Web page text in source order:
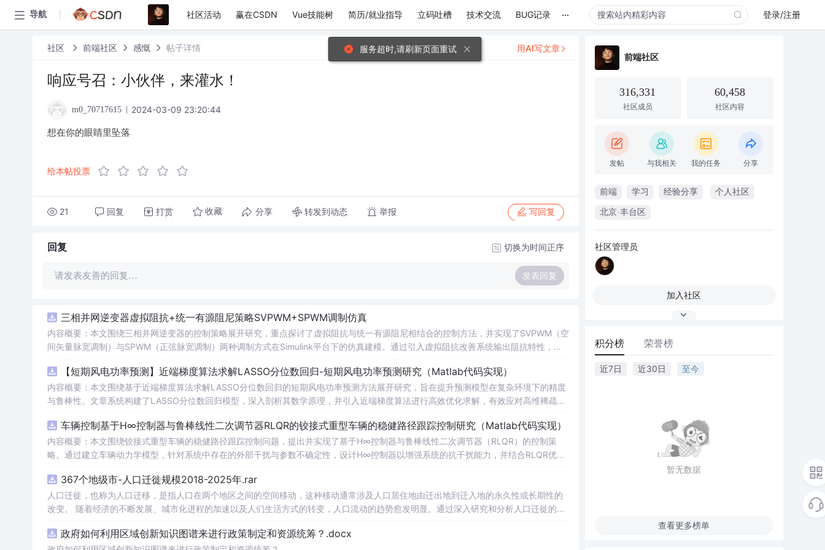
导航 社区活动 赢在CSDN Vue技能树 简历/就业指导 立码吐槽 技术交流 BUG记录 ... 登录/注册
社区 前端社区 感慨 帖子详情
响应号召：小伙伴，来灌水！
m0_70717615 2024-03-09 23:20:44
想在你的眼睛里坠落
给本帖投票
21 回复 打赏 收藏 分享 转发到动态 举报 写回复
用AI写文章
回复 切换为时间正序
请发表友善的回复… 发表回复
三相并网逆变器虚拟阻抗+统一有源阻尼策略SVPWM+SPWM调制仿真
内容概要：本文围绕三相并网逆变器的控制策略展开研究，重点探讨了虚拟阻抗与统一有源阻尼相结合的控制方法，并实现了SVPWM（空
间矢量脉宽调制）与SPWM（正弦脉宽调制）两种调制方式在Simulink平台下的仿真建模。通过引入虚拟阻抗改善系统输出阻抗特性，结
制策略的设计、调制算法的实现、动态响应分析及谐波抑制效果评估，同时拓展涉及正负序分离、中点电位平衡、DPWMA调制等关键技
术，构建了完整的高性能并网逆变器控制系统仿真体系。; 适合人群：适用于从事电力电子、新能源发电、智能电网及相关领域的研究生、
科研人员和工程技术人员，特别是具备三相并网逆变器控制理论基础并熟悉MATLAB/Simulink仿真环境的专业人士；; 使用场景及目标：
工作；③为企业研发高性能、高可靠性的并网逆变器产品提供先进的控制方案与技术原型支持；; 阅读建议：建议读者结合提供的Simulin
k模型文件进行实际操作与仿真验证，重点关注虚拟阻抗参数设计与有源阻尼的协同作用机制，深入理解不同调制策略对系统性能的影响，
并可进一步拓展学习文中提及的正负序控制、中点电位平衡等先进控制技术，全面提升对复杂电网环境下并网系统稳定运行机制的认知水
【短期风电功率预测】近端梯度算法求解LASSO分位数回归-短期风电功率预测研究（Matlab代码实现）
内容概要：本文围绕基于近端梯度算法求解LASSO分位数回归的短期风电功率预测方法展开研究，旨在提升预测模型在复杂环境下的精度
与鲁棒性。文章系统构建了LASSO分位数回归模型，深入剖析其数学原理，并引入近端梯度算法进行高效优化求解，有效应对高维稀疏数
能，结果表明其相较于传统方法具有更强的稳定性和准确性。此外，文档还整合了电力系统、机器学习、路径规划等多个领域的相关科研
方向与技术应用案例，突出该方法在新能源预测与智能优化中的广泛适用性与实践价值。; 适合人群：具备扎实的数学基础（如凸优化、统
计学习）与Matlab编程能力，从事新能源发电预测、电力系统调度、智能优化算法或机器学习等领域的科研人员、工程技术人员及研究
性；②为研究LASSO回归、分位数回归及近端梯度优化算法的学者提供可复现、可扩展的Matlab代码实例，便于算法改进与对比实验；
③作为可再生能源消纳、电力市场出清、微网能量管理等工程场景下的核心数据分析与决策支持工具。; 阅读建议：此资源以算法实现为
核心，建议读者在掌握LASSO与分位数回归理论基础上，结合Matlab代码逐行分析近端梯度算法的迭代流程与收敛特性，重点关注正则化
验验证的深度融合。
车辆控制基于H∞控制器与鲁棒线性二次调节器RLQR的铰接式重型车辆的稳健路径跟踪控制研究（Matlab代码实现）
内容概要：本文围绕铰接式重型车辆的稳健路径跟踪控制问题，提出并实现了基于H∞控制器与鲁棒线性二次调节器（RLQR）的控制策
略。通过建立车辆动力学模型，针对系统中存在的外部干扰与参数不确定性，设计H∞控制器以增强系统的抗干扰能力，并结合RLQR优化
行驶环境下的优越性与鲁棒性。; 适合人群：具备自动控制理论基础、车辆工程或自动化相关背景，熟悉Matlab/Simulink仿真工具，从事
智能车辆控制、路径跟踪算法研究的研究生、科研人员及工程技术人员。; 使用场景及目标：①应用于铰接式重型车辆（如矿用卡车、大
型拖挂车）的自动驾驶路径跟踪控制系统设计；②为解决存在模型不确定性和外界扰动条件下的鲁棒控制问题提供算法参考与实现范例；
程中结合控制理论基础知识，运行并调试所提供的仿真程序，深入理解H∞与RLQR控制器的设计流程与参数整定方法，同时可通过修改模
367个地级市-人口迁徙规模2018-2025年.rar
人口迁徙，也称为人口迁移，是指人口在两个地区之间的空间移动，这种移动通常涉及人口居住地由迁出地到迁入地的永久性或长期性的
改变。 随着经济的不断发展、城市化进程的加速以及人们生活方式的转变，人口流动的趋势愈发明显。通过深入研究和分析人口迁徙的年
政府如何利用区域创新知识图谱来进行政策制定和资源统筹？.docx
前端社区
316,331
社区成员
60,458
社区内容
发帖 与我相关 我的任务 分享
前端 学习 经验分享 个人社区
北京·丰台区
社区管理员
加入社区
积分榜 荣誉榜
近7日 近30日 至今
暂无数据
查看更多榜单
服务超时,请刷新页面重试